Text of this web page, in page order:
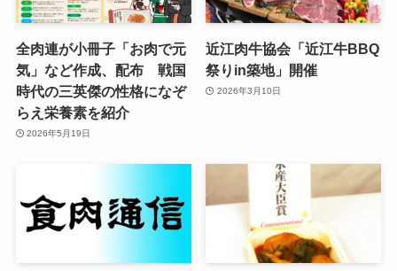
全肉連が小冊子「お肉で元
気」など作成、配布 戦国
時代の三英傑の性格になぞ
らえ栄養素を紹介
2026年5月19日
近江肉牛協会「近江牛BBQ
祭りin築地」開催
2026年3月10日